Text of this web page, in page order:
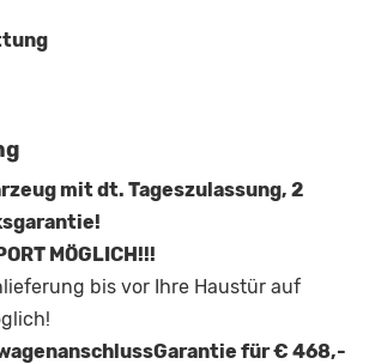
mit dt. Tageszulassung, 2
MÖGLICH!!!
bis vor Ihre Haustür auf
für € 468,-